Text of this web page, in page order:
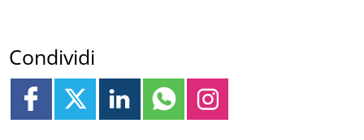
Condividi